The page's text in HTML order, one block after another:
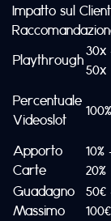
Impatto sul
Playthrough
30x
50x
Percentuale
Videoslot
100%
Apporto
Carte
10%
20%
Guadagno
Massimo
50€
100€